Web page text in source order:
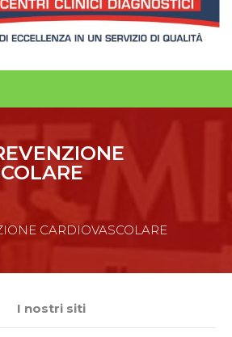
CARDIOVASCOLARE
I nostri siti